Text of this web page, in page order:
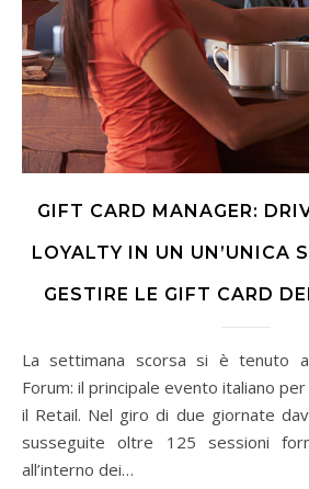
GIFT CARD MANAGER:
LOYALTY IN UN UN’UNICA
GESTIRE LE GIFT CARD
La settimana scorsa si è tenuto a Milano il Netcomm
Forum: il principale evento italiano
il Retail. Nel giro di due giornate
susseguite oltre 125 sessioni
all’interno dei…